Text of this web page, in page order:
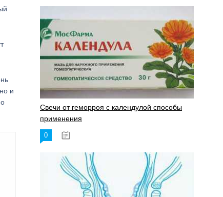
и
Свечи от геморроя с календулой способы
применения
0